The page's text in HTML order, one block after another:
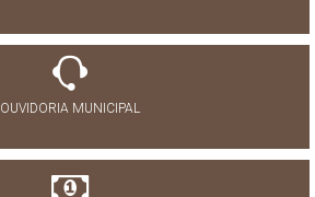
OUVIDORIA MUNICIPAL